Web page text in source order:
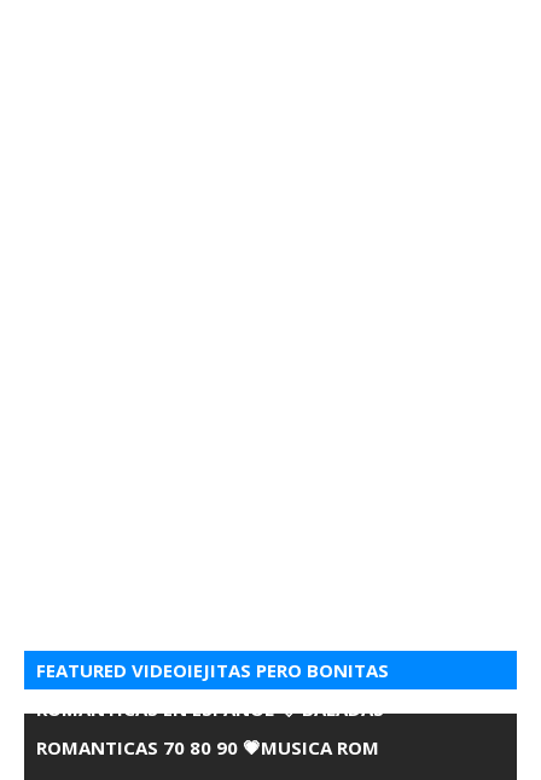
FEATURED VIDEOIEJITAS PERO BONITAS
ROMANTICAS EN ESPANOL 💘 BALADAS
ROMANTICAS 70 80 90 💗MUSICA ROM